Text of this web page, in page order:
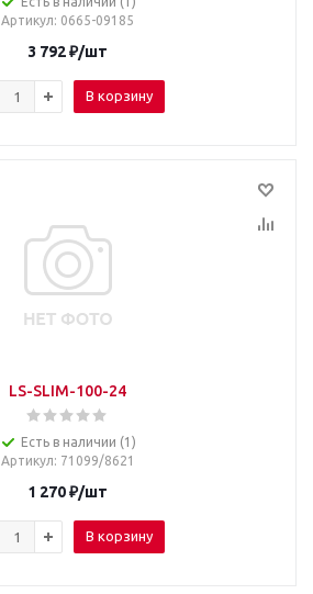
Артикул: 0665-09185
3 792₽/шт
В корзину
LS-SLIM-100-24
Есть в наличии (1)
Артикул: 71099/8621
1 270₽/шт
В корзину